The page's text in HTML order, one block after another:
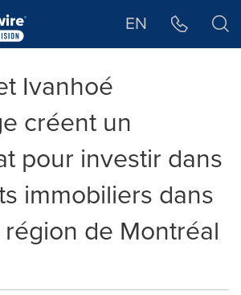
EN
Ivanhoé
créent un
pour investir dans
immobiliers dans
de Montréal